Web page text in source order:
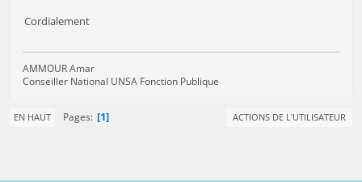
Cordialement
AMMOUR Amar
Conseiller National UNSA Fonction Publique
EN HAUT Pages 1 ACTIONS DE L'UTILISATEUR